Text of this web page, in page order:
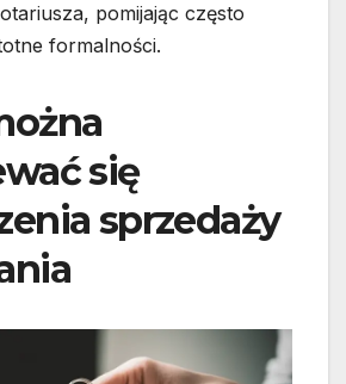
pomijając często
formalności.
się
sprzedaży